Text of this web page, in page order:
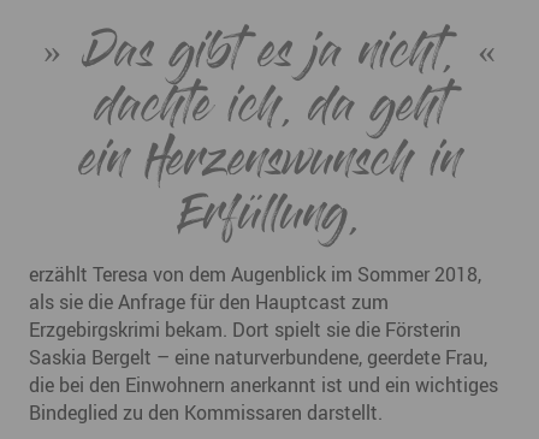
Das gibt es ja nicht,
dachte ich, da geht
ein Herzenswunsch in
Erfüllung,
erzählt Teresa von dem Augenblick im Sommer 2018,
als sie die Anfrage für den Hauptcast zum
Erzgebirgskrimi bekam. Dort spielt sie die Försterin
Saskia Bergelt – eine naturverbundene, geerdete Frau,
die bei den Einwohnern anerkannt ist und ein wichtiges
Bindeglied zu den Kommissaren darstellt.